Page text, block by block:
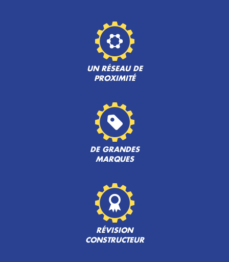
UN RÉSEAU DE
PROXIMITÉ
DE GRANDES
MARQUES
RÉVISION
CONSTRUCTEUR